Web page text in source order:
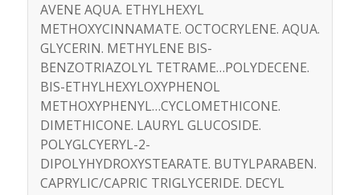
AVENE AQUA. ETHYLHEXYL
METHOXYCINNAMATE. OCTOCRYLENE. AQUA.
GLYCERIN. METHYLENE BIS-
BENZOTRIAZOLYL TETRAME…POLYDECENE.
BIS-ETHYLHEXYLOXYPHENOL
METHOXYPHENYL…CYCLOMETHICONE.
DIMETHICONE. LAURYL GLUCOSIDE.
POLYGLCYERYL-2-
DIPOLYHYDROXYSTEARATE. BUTYLPARABEN.
CAPRYLIC/CAPRIC TRIGLYCERIDE. DECYL